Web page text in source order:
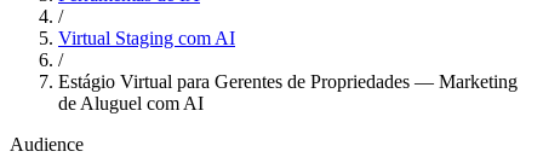
/
Virtual Staging com AI
/
Estágio Virtual para Gerentes de Propriedades — Marketing
de Aluguel com AI
Audience